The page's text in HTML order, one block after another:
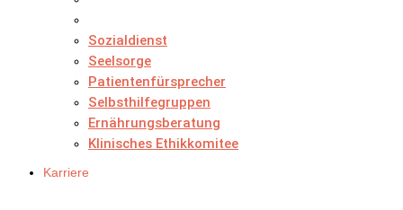
Sozialdienst
Seelsorge
Patientenfürsprecher
Selbsthilfegruppen
Ernährungsberatung
Klinisches Ethikkomitee
Karriere